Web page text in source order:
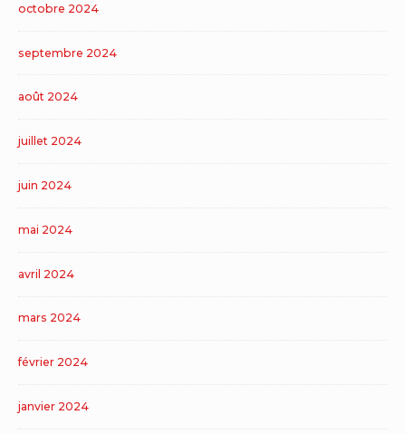
octobre 2024
septembre 2024
août 2024
juillet 2024
juin 2024
mai 2024
avril 2024
mars 2024
février 2024
janvier 2024